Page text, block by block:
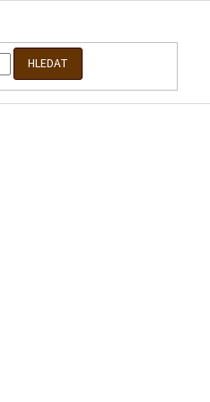
HLEDAT